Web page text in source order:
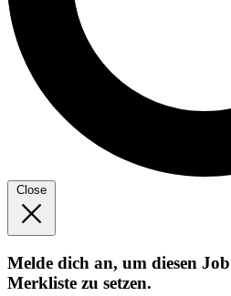
Close
Melde dich an, um diesen
Merkliste zu setzen.